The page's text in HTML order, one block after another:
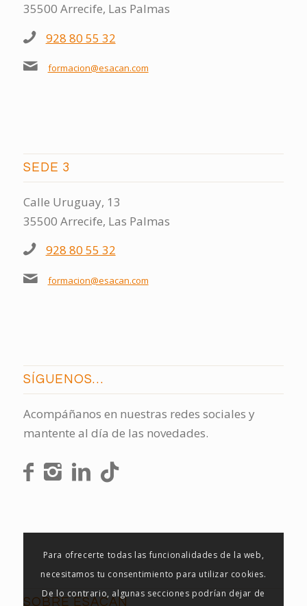
35500 Arrecife, Las Palmas
928 80 55 32
formacion@esacan.com
SEDE 3
Calle Uruguay, 13
35500 Arrecife, Las Palmas
928 80 55 32
formacion@esacan.com
SÍGUENOS…
Acompáñanos en nuestras redes sociales y
mantente al día de las novedades.
SOBRE ESACAN
Para ofrecerte todas las funcionalidades de la web,
necesitamos tu consentimiento para utilizar cookies.
De lo contrario, algunas secciones podrían dejar de